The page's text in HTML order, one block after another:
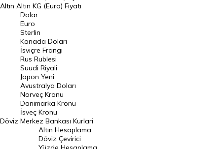
Euro Kuru
Pound Kuru
Frank Kuru
Riyal Kuru
Avustralya Doları
Danimarka Kronu Kuru
Kanada Doları Kuru
Norveç Kronu Kuru
İsveç Kronu Kuru
Altın Altın KG (Euro) Fiyatı
Döviz
Dolar
Euro
Sterlin
Kanada Doları
İsviçre Frangı
Rus Rublesi
Suudi Riyali
Japon Yeni
Avustralya Doları
Norveç Kronu
Danimarka Kronu
İsveç Kronu
Merkez Bankası Kurlari
Altın Hesaplama
Döviz Çevirici